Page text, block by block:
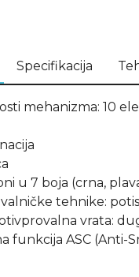
Specifikacija
mehanizma: 10
u 7 boja (crna,
tehnike:
vrata:
funkcija ASC (Anti-